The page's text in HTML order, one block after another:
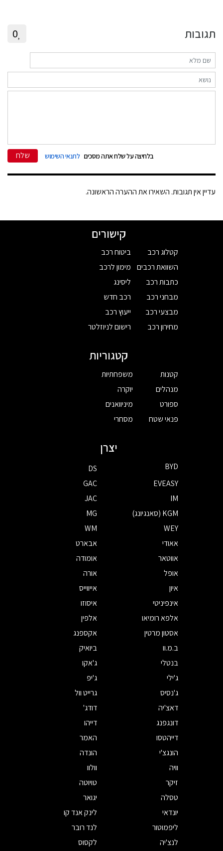
תגובות 0
בלחיצה על שלח אתה מסכים לתנאי השימוש שלח
עדיין אין תגובות. השאירו את ההערה הראשונה.
קישורים
קטלוג רכב
השוואת רכבים
כתבות רכב
מבחני רכב
מבצעי רכב
מחירון רכב
ביטוח רכב
מימון לרכב
ליסינג
רכב חדש
ייעוץ רכב
רישום לניוזלטר
קטגוריות
קטנות
מנהלים
ספורט
פנאי שטח
משפחתיות
יוקרה
מיניוואנים
מסחרי
יצרן
BYD
DS
EVEASY
GAC
IM
JAC
KGM (סאנגיונג)
MG
WEY
WM
אאודי
אבארט
אווטאר
אומודה
אופל
אורה
איון
אייווייס
אינפיניטי
איסוזו
אלפא רומיאו
אלפין
אסטון מרטין
אקספנג
ב.מ.וו
ביואיק
בנטלי
ג'אקו
ג'ילי
ג'יפ
ג'נסיס
גרייט וול
דאצ'יה
דודג'
דונגפנג
דייהו
דייהטסו
האמר
הונגצ'י
הונדה
וויה
וולוו
זיקר
טויוטה
טסלה
יגואר
יונדאי
לינק אנד קו
ליפמוטור
לנד רובר
לנצ'יה
לקסוס